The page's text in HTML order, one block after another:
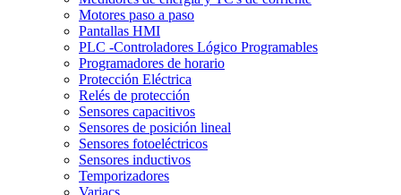
Motores paso a paso
Pantallas HMI
PLC -Controladores Lógico Programables
Programadores de horario
Protección Eléctrica
Relés de protección
Sensores capacitivos
Sensores de posición lineal
Sensores fotoeléctricos
Sensores inductivos
Temporizadores